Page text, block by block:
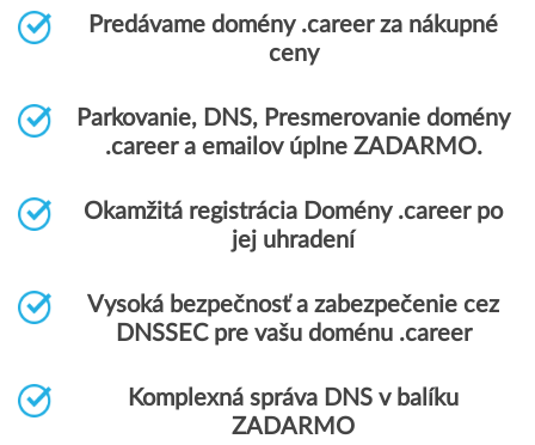
Predávame domény .career za nákupné
ceny
Parkovanie, DNS, Presmerovanie domény
.career a emailov úplne ZADARMO.
Okamžitá registrácia Domény .career po
jej uhradení
Vysoká bezpečnosť a zabezpečenie cez
DNSSEC pre vašu doménu .career
Komplexná správa DNS v balíku
ZADARMO